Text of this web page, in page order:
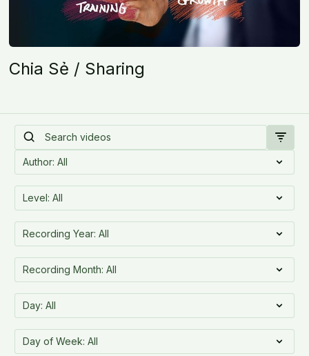
Chia Sẻ / Sharing